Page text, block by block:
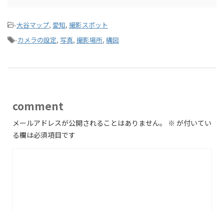
-大谷マップ, 愛知, 撮影スポット
-カメラの設定, 写真, 撮影場所, 構図
comment
メールアドレスが公開されることはありません。 ※ が付いてい
る欄は必須項目です